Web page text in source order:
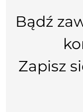
Bądź
Zapisz